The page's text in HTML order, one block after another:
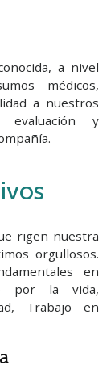
a nivel
médicos,
a nuestros
y
rigen nuestra
orgullosos.
en
por la vida,
Trabajo en